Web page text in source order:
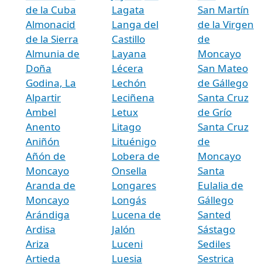
de la Cuba
Almonacid
de la Sierra
Almunia de
Doña
Godina, La
Alpartir
Ambel
Anento
Aniñón
Añón de
Moncayo
Aranda de
Moncayo
Arándiga
Ardisa
Ariza
Artieda
Lagata
Langa del
Castillo
Layana
Lécera
Lechón
Leciñena
Letux
Litago
Lituénigo
Lobera de
Onsella
Longares
Longás
Lucena de
Jalón
Luceni
Luesia
San Martín
de la Virgen
de
Moncayo
San Mateo
de Gállego
Santa Cruz
de Grío
Santa Cruz
de
Moncayo
Santa
Eulalia de
Gállego
Santed
Sástago
Sediles
Sestrica